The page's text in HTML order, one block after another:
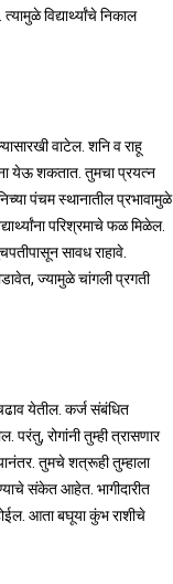
विद्यार्थ्यांचे निकाल
वाटेल. शनि व राहू
येऊ शकतात. तुमचा प्रयत्न
पंचम स्थानातील प्रभावामुळे
परिश्रमाचे फळ मिळेल.
सावध राहावे.
ज्यामुळे चांगली प्रगती
येतील. कर्ज संबंधित
परंतु, रोगांनी तुम्ही त्रासणार
तुमचे शत्रूही तुम्हाला
संकेत आहेत. भागीदारीत
आता बघूया कुंभ राशीचे